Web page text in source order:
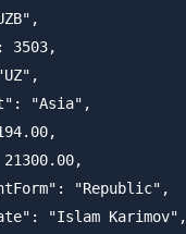
3503,
"Asia",
"Republic",
"Islam Karimov",